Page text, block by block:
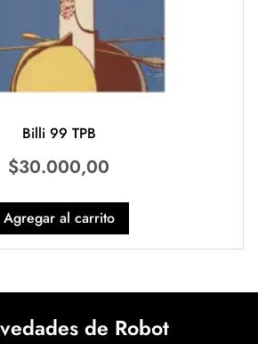
Billi 99 TPB
$30.000,00
Agregar al carrito
de Robot